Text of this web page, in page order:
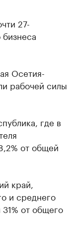
27-
Осетия-
рабочей силы
где в
от общей
край,
и среднего
от общего